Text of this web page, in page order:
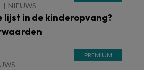
NIEUWS
in de kinderopvang?